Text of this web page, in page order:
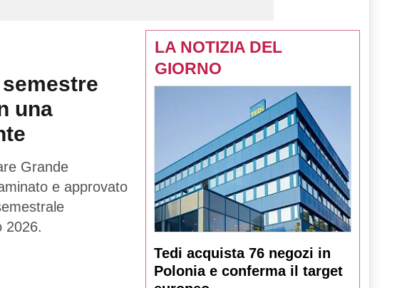
una
Grande
e approvato
2026.
LA NOTIZIA DEL
GIORNO
Tedi acquista 76 negozi in
Polonia e conferma il target